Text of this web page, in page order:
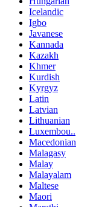
Icelandic
Igbo
Javanese
Kannada
Kazakh
Khmer
Kurdish
Kyrgyz
Latin
Latvian
Lithuanian
Luxembou..
Macedonian
Malagasy
Malay
Malayalam
Maltese
Maori